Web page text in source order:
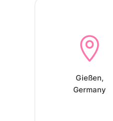
Gießen,
Germany